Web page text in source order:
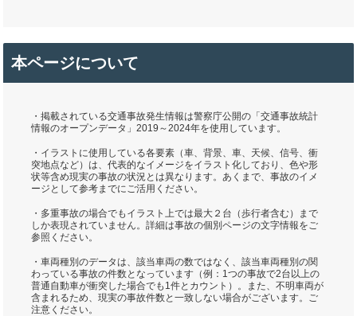
本ページについて
・掲載されている交通事故発生情報は警察庁公開の「交通事故統計
情報のオープンデータ」2019～2024年を使用しています。
・イラストに使用している各要素（車、背景、車、天候、信号、衝
突地点など）は、代表的なイメージをイラスト化しており、色や形
状等含め現実の事故の状況とは異なります。あくまで、事故のイメ
ージとして参考までにご活用ください。
・多重事故の場合でもイラスト上では最大２台（歩行者含む）まで
しか表現されていません。詳細は事故の個別ページの文字情報をご
参照ください。
・車両種別のデータは、該当車両の数ではなく、該当車両種別の関
わっている事故の件数となっています（例：1つの事故で2台以上の
普通自動車が衝突した場合でも1件とカウント）。また、不明車両が
含まれるため、現実の事故件数と一致しない場合がございます。ご
注意ください。